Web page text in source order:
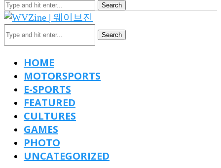
Search
Search
HOME
MOTORSPORTS
E-SPORTS
FEATURED
CULTURES
GAMES
PHOTO
UNCATEGORIZED